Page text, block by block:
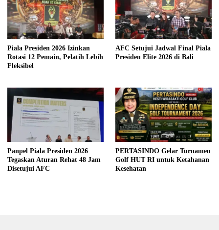
Piala Presiden 2026 Izinkan
Rotasi 12 Pemain, Pelatih Lebih
Fleksibel
AFC Setujui Jadwal Final Piala
Presiden Elite 2026 di Bali
Panpel Piala Presiden 2026
Tegaskan Aturan Rehat 48 Jam
Disetujui AFC
PERTASINDO Gelar Turnamen
Golf HUT RI untuk Ketahanan
Kesehatan